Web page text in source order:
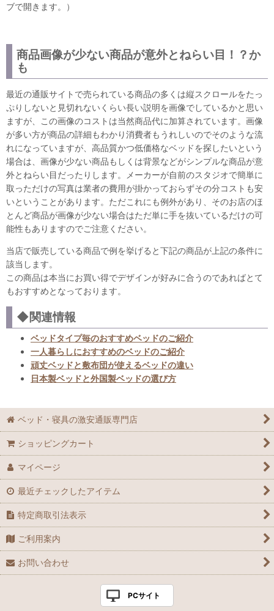
ブで開きます。）
商品画像が少ない商品が意外とねらい目！？か
も
最近の通販サイトで売られている商品の多くは縦スクロールをたっ
ぷりしないと見切れないくらい長い説明を画像でしているかと思い
ますが、この画像のコストは当然商品代に加算されています。画像
が多い方が商品の詳細もわかり消費者もうれしいのでそのような流
れになっていますが、高品質かつ低価格なベッドを探したいという
場合は、画像が少ない商品もしくは背景などがシンプルな商品が意
外とねらい目だったりします。メーカーが自前のスタジオで簡単に
取っただけの写真は業者の費用が掛かっておらずその分コストも安
いということがあります。ただこれにも例外があり、そのお店のほ
とんど商品が画像が少ない場合はただ単に手を抜いているだけの可
能性もありますのでご注意ください。
当店で販売している商品で例を挙げると下記の商品が上記の条件に
該当します。
この商品は本当にお買い得でデザインが好みに合うのであればとて
もおすすめとなっております。
◆関連情報
ベッドタイプ毎のおすすめベッドのご紹介
一人暮らしにおすすめのベッドのご紹介
頑丈ベッドと敷布団が使えるベッドの違い
日本製ベッドと外国製ベッドの選び方
ベッド・寝具の激安通販専門店
ショッピングカート
マイページ
最近チェックしたアイテム
特定商取引法表示
ご利用案内
お問い合わせ
PCサイト